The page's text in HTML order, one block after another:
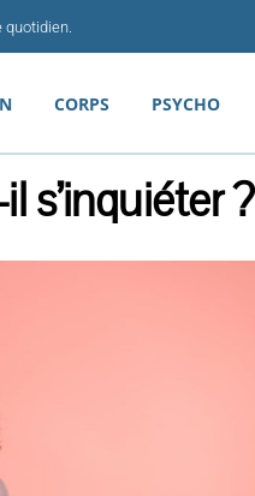
CORPS PSYCHO
s’inquiéter ?